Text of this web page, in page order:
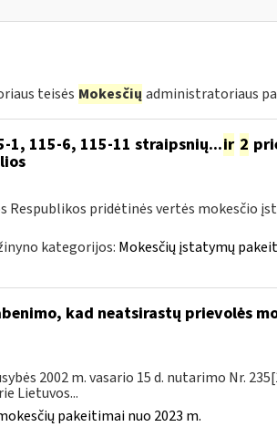
teisės Mokesčių administratoriaus
1, 115-6, 115-11 straipsnių...ir 2
Respublikos pridėtinės vertės mokesčio
kategorijos: Mokesčių įstatymų
kad neatsirastų prievolės
2002 m. vasario 15 d. nutarimo Nr.
Lietuvos...
pakeitimai nuo 2023 m.